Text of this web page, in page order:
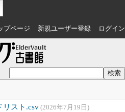
プページ 新規ユーザー登録 ログイン
リスト.csv (2026年7月19日)